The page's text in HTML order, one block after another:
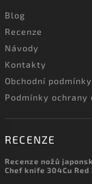
Blog
Recenze
Návody
Kontakty
Obchodní podmínky
Podmínky ochrany
RECENZE
Recenze nožů
Chef knife 304Cu Red